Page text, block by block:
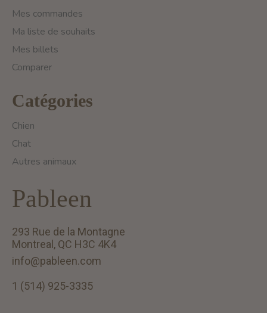
Mes commandes
Ma liste de souhaits
Mes billets
Comparer
Catégories
Chien
Chat
Autres animaux
Pableen
293 Rue de la Montagne
Montreal, QC H3C 4K4
info@pableen.com
1 (514) 925-3335